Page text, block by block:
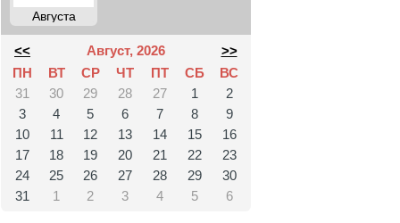
Августа
<< Август, 2026
>>
ПН
ВТ СР ЧТ ПТ СБ
ВС
31
30 29 28 27 1
2
3
4 5 6 7 8
9
10
11 12 13 14 15
16
17
18 19 20 21 22
23
24
25 26 27 28 29
30
31
1 2 3 4 5 6